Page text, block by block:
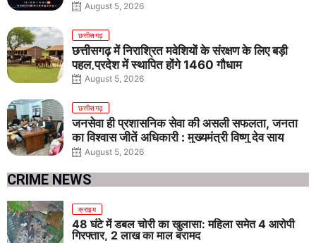
August 5, 2026
छत्तीसगढ़
छत्तीसगढ़ में निराश्रित मवेशियों के संरक्षण के लिए बड़ी
पहल,प्रदेश में स्थापित होंगे 1460 गौधाम
August 5, 2026
छत्तीसगढ़
जनसेवा ही प्रशासनिक सेवा की असली सफलता, जनता
का विश्वास जीतें अधिकारी : मुख्यमंत्री विष्णु देव साय
August 5, 2026
CRIME NEWS
क्राइम
48 घंटे में डबल चोरी का खुलासा: महिला समेत 4 आरोपी
गिरफ्तार, 2 लाख का माल बरामद